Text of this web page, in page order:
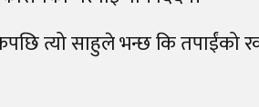
त्यो साहुले भन्छ कि